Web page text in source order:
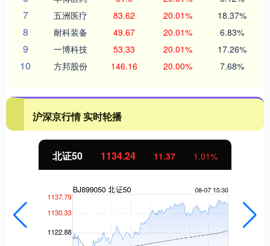
7 五洲医疗 83.62 20.01% 18.37%
8 耐科装备 49.67 20.01% 6.83%
9 一博科技 53.33 20.01% 17.26%
10 方邦股份 146.16 20.00% 7.68%
沪深京行情 实时轮播
北证50 1134.24 11.37 1.01%